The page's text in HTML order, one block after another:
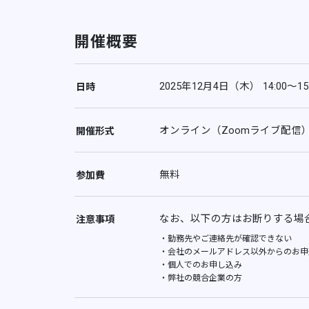
開催概要
日時 2025年12月4日（木） 14:00〜
開催形式 オンライン（Zoomライブ配信）
参加費 無料
注意事項 なお、以下の方はお断りする場
・勤務先やご連絡先が確認できない
・会社のメールアドレス以外からのお
・個人でのお申し込み
・弊社の競合企業の方